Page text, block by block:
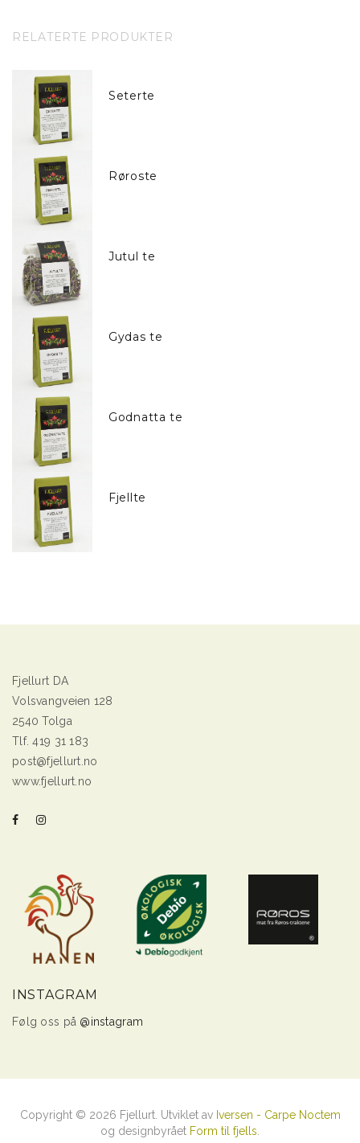
RELATERTE PRODUKTER
Seterte
Røroste
Jutul te
Gydas te
Godnatta te
Fjellte
Fjellurt DA
Volsvangveien 128
2540 Tolga
Tlf. 419 31 183
post@fjellurt.no
www.fjellurt.no
INSTAGRAM
Følg oss på @instagram
Copyright © 2026 Fjellurt. Utviklet av Iversen - Carpe Noctem
og designbyrået Form til fjells